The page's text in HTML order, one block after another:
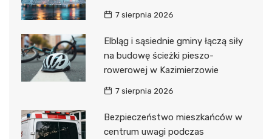
7 sierpnia 2026
Elbląg i sąsiednie gminy łączą siły
na budowę ścieżki pieszo-
rowerowej w Kazimierzowie
7 sierpnia 2026
Bezpieczeństwo mieszkańców w
centrum uwagi podczas